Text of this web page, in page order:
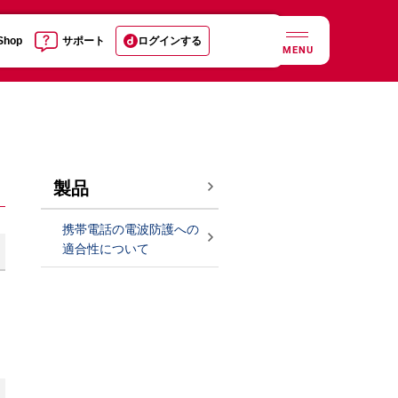
サポート ログインする
MENU
製品
携帯電話の電波防護への
適合性について